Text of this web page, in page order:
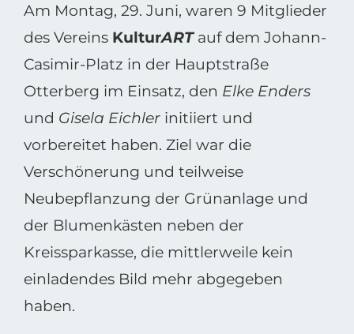
Am Montag, 29. Juni, waren 9 Mitglieder
des Vereins KulturARTauf dem Johann-
Casimir-Platz in der Hauptstraße
Otterberg im Einsatz, den Elke Enders
und Gisela Eichlerinitiiert und
vorbereitet haben. Ziel war die
Verschönerung und teilweise
Neubepflanzung der Grünanlage und
der Blumenkästen neben der
Kreissparkasse, die mittlerweile kein
einladendes Bild mehr abgegeben
haben.